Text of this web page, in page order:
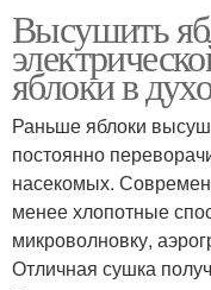
Высушить
яблоки в
Раньше яблоки
постоянно
насекомых.
менее хлопотные
микроволновку,
Отличная сушка